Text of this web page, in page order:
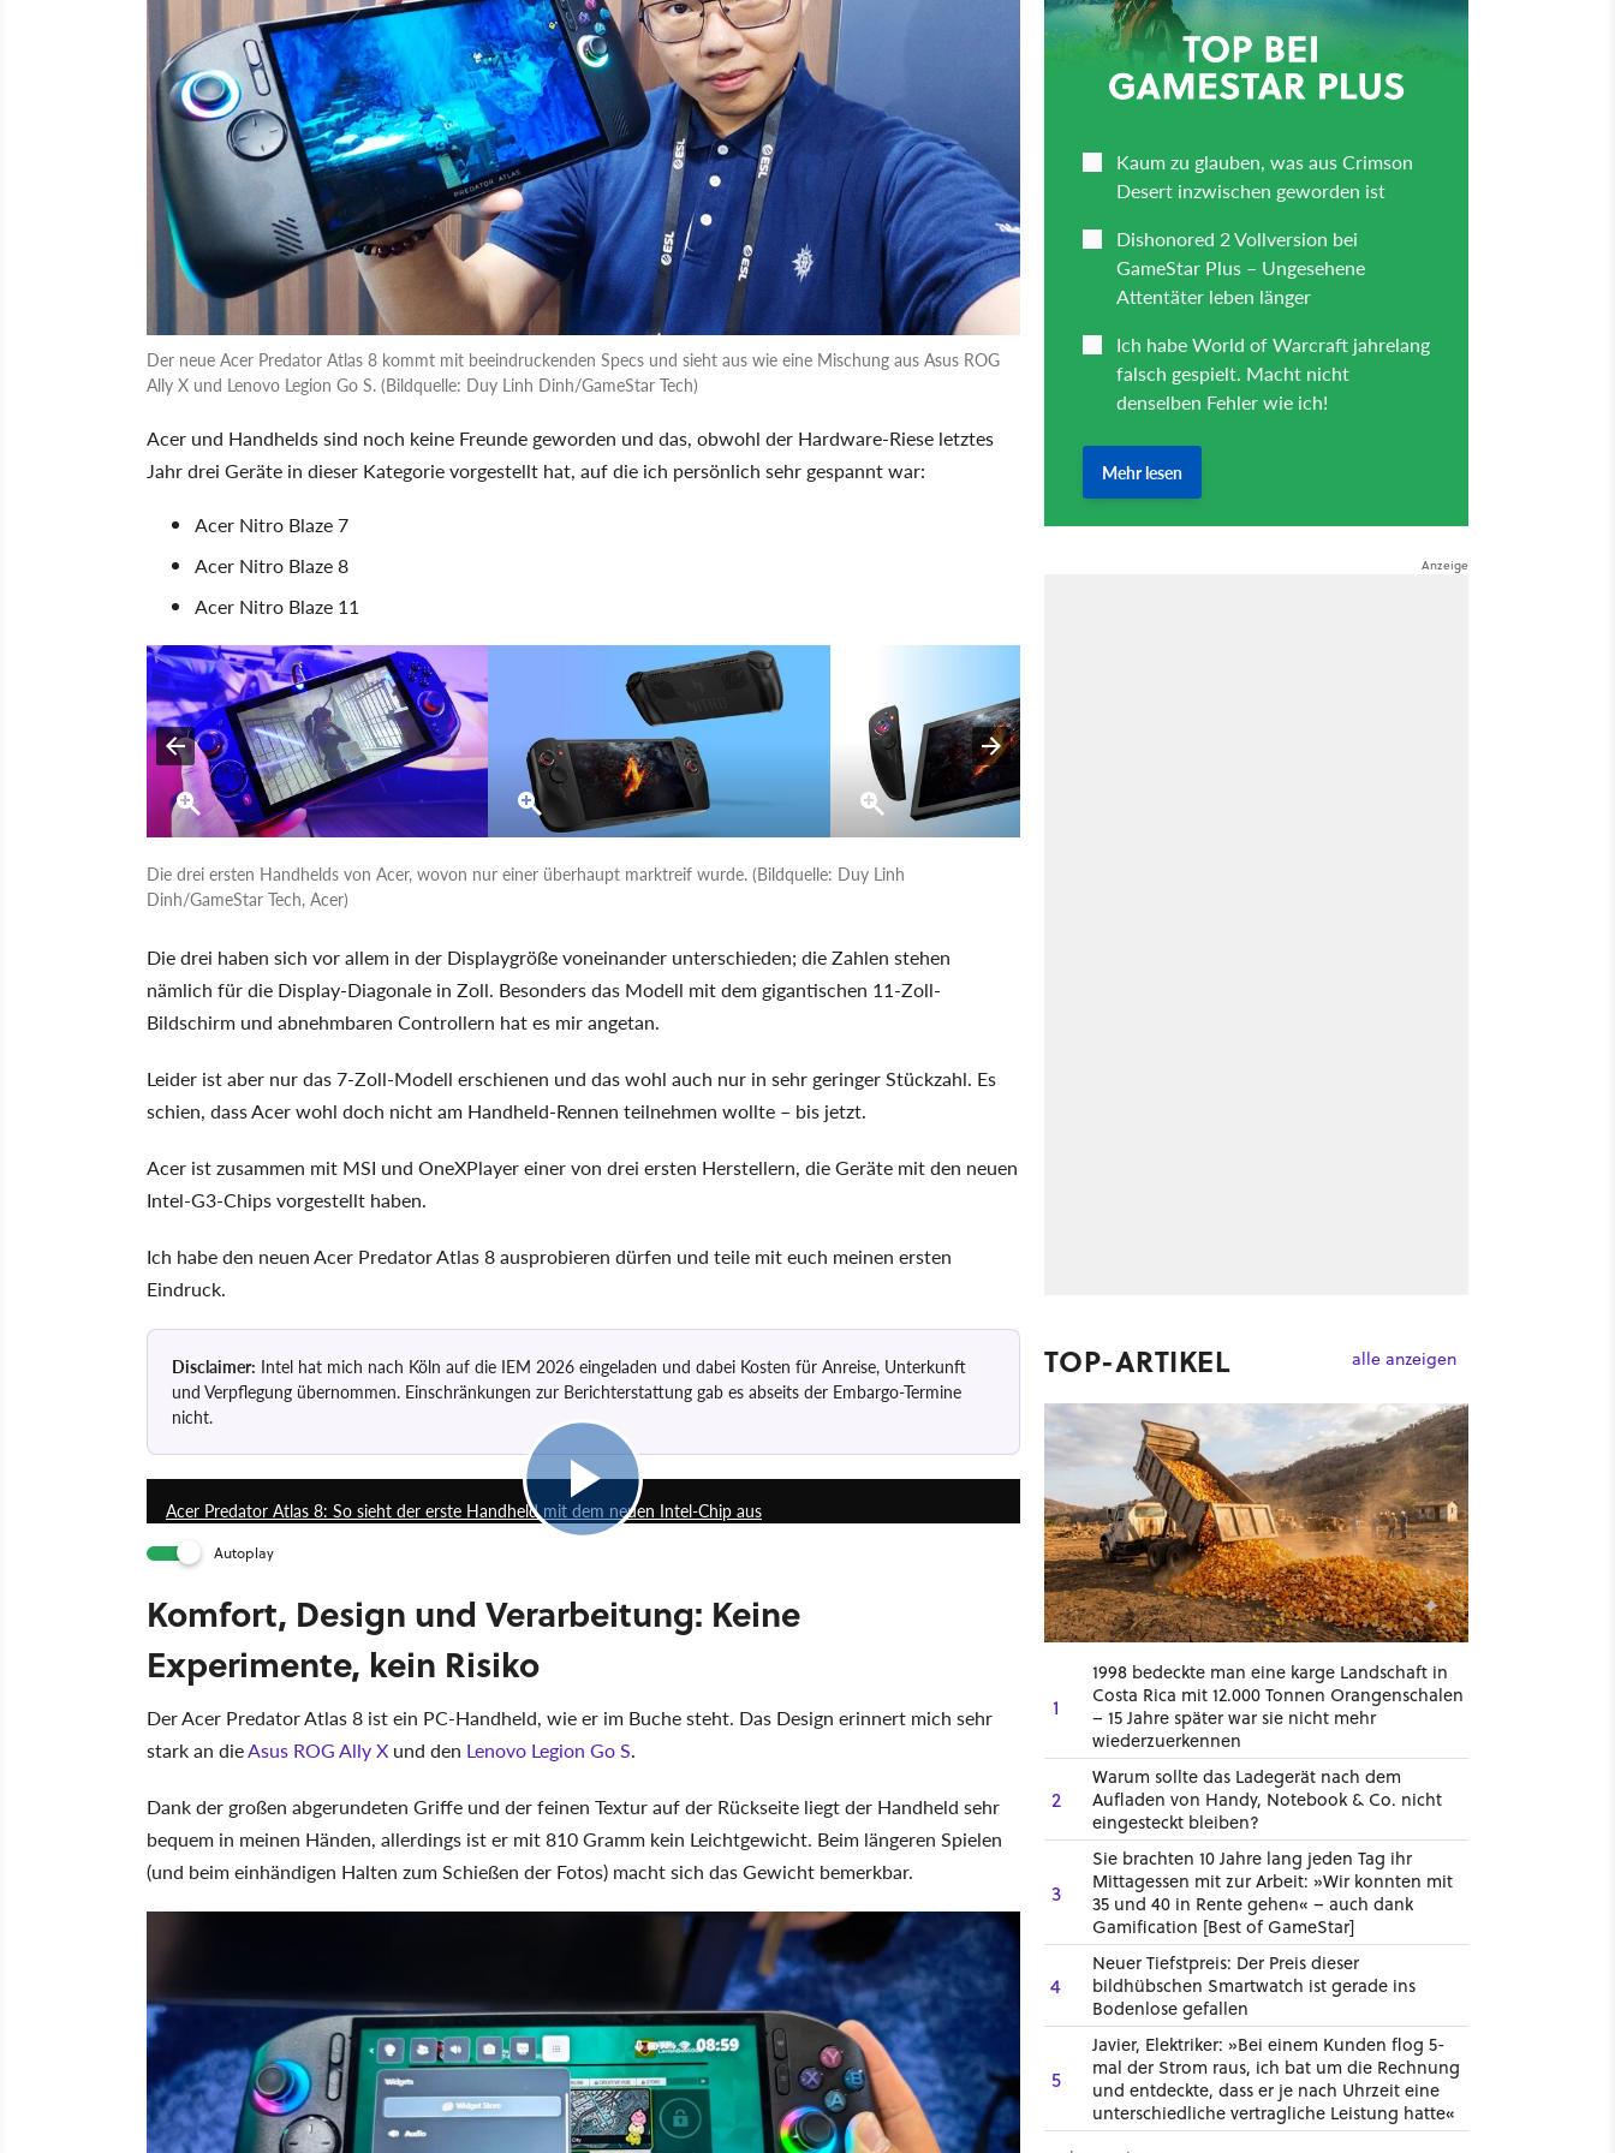
Der neue Acer Predator Atlas 8 kommt mit beeindruckenden Specs und sieht aus wie eine Mischung aus Asus ROG
Ally X und Lenovo Legion Go S. (Bildquelle: Duy Linh Dinh/GameStar Tech)
Acer und Handhelds sind noch keine Freunde geworden und das, obwohl der Hardware-Riese letztes
Jahr drei Geräte in dieser Kategorie vorgestellt hat, auf die ich persönlich sehr gespannt war:
Acer Nitro Blaze 7
Acer Nitro Blaze 8
Acer Nitro Blaze 11
Die drei ersten Handhelds von Acer, wovon nur einer überhaupt marktreif wurde. (Bildquelle: Duy Linh
Dinh/GameStar Tech, Acer)
Die drei haben sich vor allem in der Displaygröße voneinander unterschieden; die Zahlen stehen
nämlich für die Display-Diagonale in Zoll. Besonders das Modell mit dem gigantischen 11-Zoll-
Bildschirm und abnehmbaren Controllern hat es mir angetan.
Leider ist aber nur das 7-Zoll-Modell erschienen und das wohl auch nur in sehr geringer Stückzahl. Es
schien, dass Acer wohl doch nicht am Handheld-Rennen teilnehmen wollte – bis jetzt.
Acer ist zusammen mit MSI und OneXPlayer einer von drei ersten Herstellern, die Geräte mit den neuen
Intel-G3-Chips vorgestellt haben.
Ich habe den neuen Acer Predator Atlas 8 ausprobieren dürfen und teile mit euch meinen ersten
Eindruck.
Disclaimer: Intel hat mich nach Köln auf die IEM 2026 eingeladen und dabei Kosten für Anreise, Unterkunft
und Verpflegung übernommen. Einschränkungen zur Berichterstattung gab es abseits der Embargo-Termine
nicht.
0:52
Acer Predator Atlas 8: So sieht der erste Handheld mit dem neuen Intel-Chip aus
Autoplay
Komfort, Design und Verarbeitung: Keine
Experimente, kein Risiko
Der Acer Predator Atlas 8 ist ein PC-Handheld, wie er im Buche steht. Das Design erinnert mich sehr
stark an dieAsus ROG Ally X und den Lenovo Legion Go S.
Dank der großen abgerundeten Griffe und der feinen Textur auf der Rückseite liegt der Handheld sehr
bequem in meinen Händen, allerdings ist er mit 810 Gramm kein Leichtgewicht. Beim längeren Spielen
(und beim einhändigen Halten zum Schießen der Fotos) macht sich das Gewicht bemerkbar.
TOP-ARTIKEL alle anzeigen
1
1998 bedeckte man eine karge Landschaft in
Costa Rica mit 12.000 Tonnen Orangenschalen
– 15 Jahre später war sie nicht mehr
wiederzuerkennen
2
Warum sollte das Ladegerät nach dem
Aufladen von Handy, Notebook & Co. nicht
eingesteckt bleiben?
3
Sie brachten 10 Jahre lang jeden Tag ihr
Mittagessen mit zur Arbeit: »Wir konnten mit
35 und 40 in Rente gehen« – auch dank
Gamification [Best of GameStar]
4
Neuer Tiefstpreis: Der Preis dieser
bildhübschen Smartwatch ist gerade ins
Bodenlose gefallen
5
Javier, Elektriker: »Bei einem Kunden flog 5-
mal der Strom raus, ich bat um die Rechnung
und entdeckte, dass er je nach Uhrzeit eine
unterschiedliche vertragliche Leistung hatte«